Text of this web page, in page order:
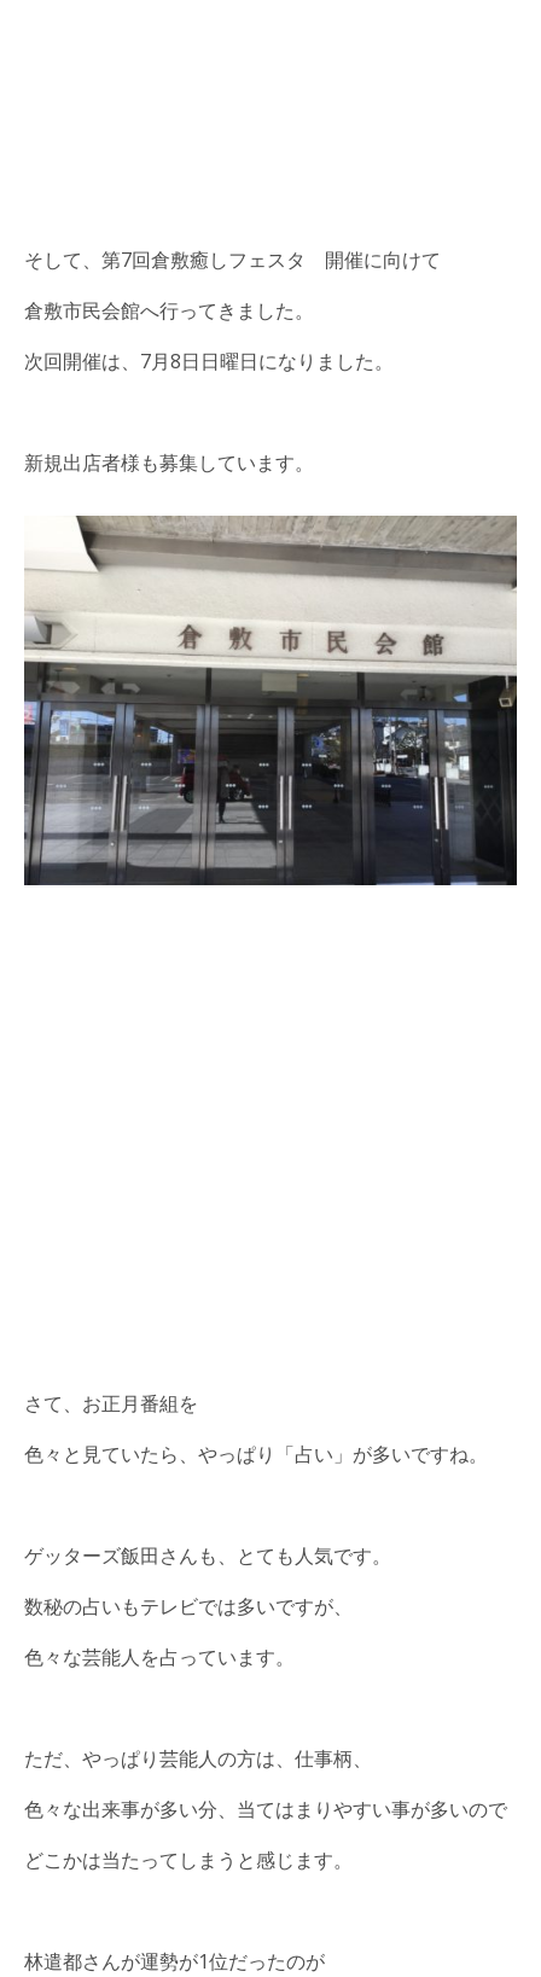
そして、第7回倉敷癒しフェスタ 開催に向けて
倉敷市民会館へ行ってきました。
次回開催は、7月8日日曜日になりました。
新規出店者様も募集しています。
さて、お正月番組を
色々と見ていたら、やっぱり「占い」が多いですね。
ゲッターズ飯田さんも、とても人気です。
数秘の占いもテレビでは多いですが、
色々な芸能人を占っています。
ただ、やっぱり芸能人の方は、仕事柄、
色々な出来事が多い分、当てはまりやすい事が多いので
どこかは当たってしまうと感じます。
林遣都さんが運勢が1位だったのが